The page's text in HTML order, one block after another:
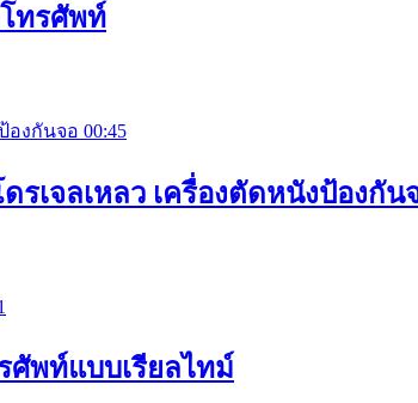
ทรศัพท์
00:45
รเจลเหลว เครื่องตัดหนังป้องกัน
ศัพท์แบบเรียลไทม์